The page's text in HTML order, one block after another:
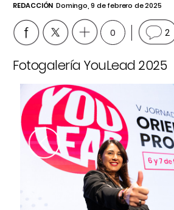
REDACCIÓN Domingo, 9 de febrero de 2025
0 2
Previous
Fotogalería YouLead 2025